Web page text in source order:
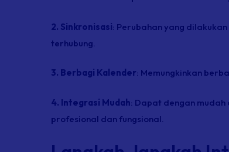
2. Sinkronisasi: Perubahan yang
terhubung.
3. Berbagi Kalender: Memungkinkan
4. Integrasi Mudah: Dapat dengan
profesional dan fungsional.